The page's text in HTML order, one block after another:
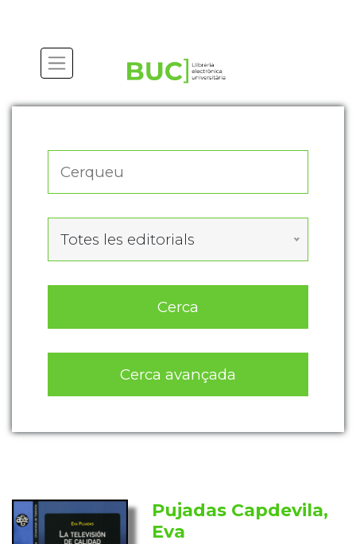
Totes les editorials
Cerca
Cerca avançada
Pujadas Capdevila,
Eva